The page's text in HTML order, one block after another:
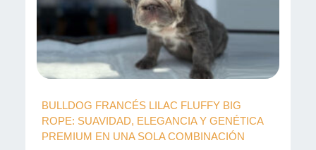
BULLDOG FRANCÉS LILAC FLUFFY BIG
ROPE: SUAVIDAD, ELEGANCIA Y GENÉTICA
PREMIUM EN UNA SOLA COMBINACIÓN